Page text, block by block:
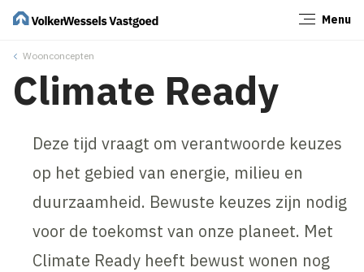
Menu
Woonconcepten
Climate Ready
Deze tijd vraagt om verantwoorde keuzes
op het gebied van energie, milieu en
duurzaamheid. Bewuste keuzes zijn nodig
voor de toekomst van onze planeet. Met
Climate Ready heeft bewust wonen nog
Sluiten